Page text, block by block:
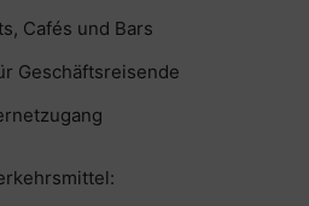
Cafés und Bars
Geschäftsreisende